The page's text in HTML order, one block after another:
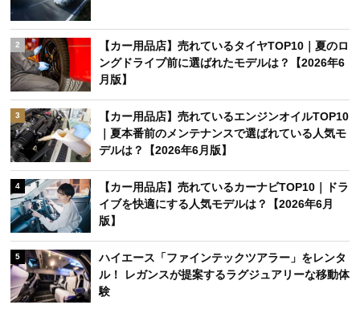
2
【カー用品店】売れているタイヤTOP10｜夏のロ
ングドライブ前に選ばれたモデルは？【2026年6
月版】
3
【カー用品店】売れているエンジンオイルTOP10
｜夏本番前のメンテナンスで選ばれている人気モ
デルは？【2026年6月版】
4
【カー用品店】売れているカーナビTOP10｜ドラ
イブを快適にする人気モデルは？【2026年6月
版】
5
ハイエース「ファインテックツアラー」をレンタ
ル！ レガンスが提案するラグジュアリーな移動体
験